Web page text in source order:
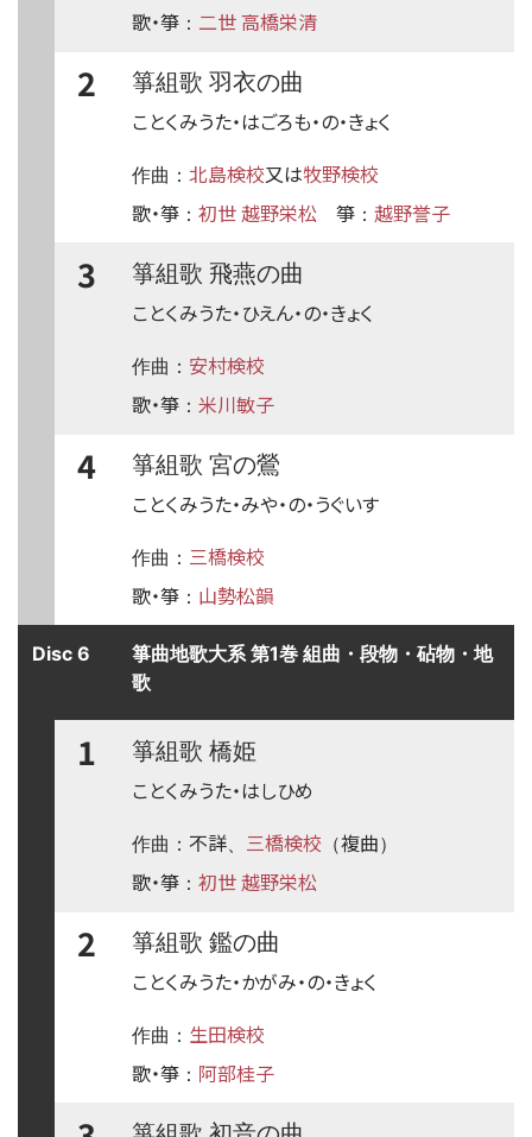
歌・箏 ： 二世 高橋栄清
2
箏組歌 羽衣の曲
ことくみうた・はごろも・の・きょく
作曲： 北島検校又は牧野検校
歌・箏 ： 初世 越野栄松 箏 ： 越野誉子
3
箏組歌 飛燕の曲
ことくみうた・ひえん・の・きょく
作曲： 安村検校
歌・箏 ： 米川敏子
4
箏組歌 宮の鶯
ことくみうた・みや・の・うぐいす
作曲： 三橋検校
歌・箏 ： 山勢松韻
Disc 6
箏曲地歌大系 第1巻 組曲・段物・砧物・地
歌
1
箏組歌 橋姫
ことくみうた・はしひめ
作曲： 不詳、 三橋検校 （複曲）
歌・箏 ： 初世 越野栄松
2
箏組歌 鑑の曲
ことくみうた・かがみ・の・きょく
作曲： 生田検校
歌・箏 ： 阿部桂子